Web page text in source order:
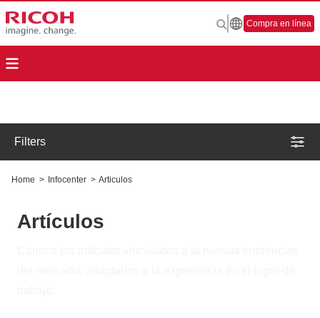
Compra en línea
Filters
Home > Infocenter > Articulos
Artículos